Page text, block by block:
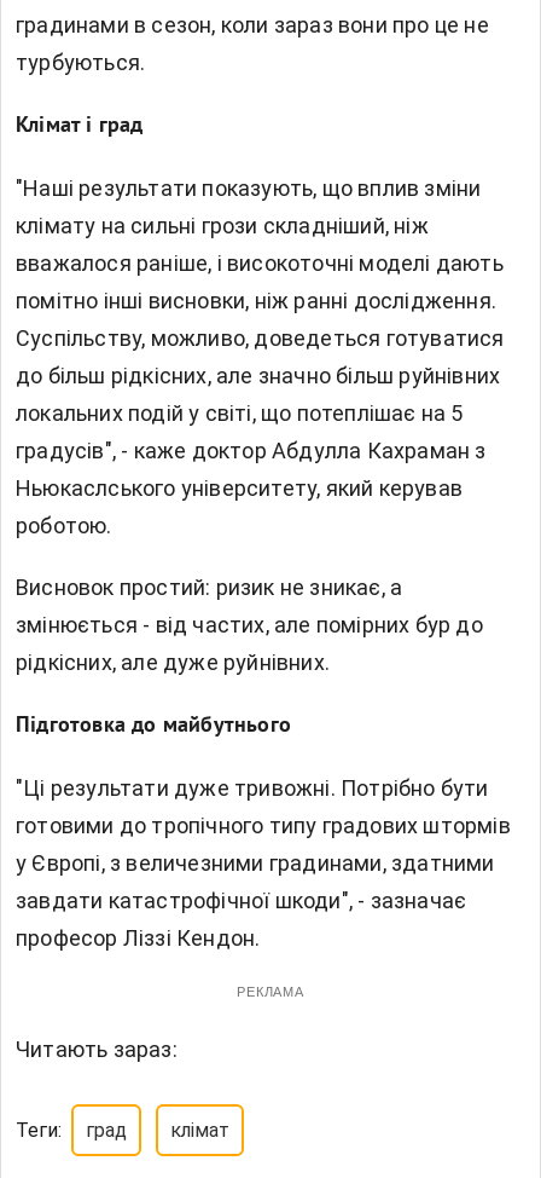
градинами в сезон, коли зараз вони про це не
турбуються.
Клімат і град
"Наші результати показують, що вплив зміни
клімату на сильні грози складніший, ніж
вважалося раніше, і високоточні моделі дають
помітно інші висновки, ніж ранні дослідження.
Суспільству, можливо, доведеться готуватися
до більш рідкісних, але значно більш руйнівних
локальних подій у світі, що потеплішає на 5
градусів", - каже доктор Абдулла Кахраман з
Ньюкаслського університету, який керував
роботою.
Висновок простий: ризик не зникає, а
змінюється - від частих, але помірних бур до
рідкісних, але дуже руйнівних.
Підготовка до майбутнього
"Ці результати дуже тривожні. Потрібно бути
готовими до тропічного типу градових штормів
у Європі, з величезними градинами, здатними
завдати катастрофічної шкоди", - зазначає
професор Ліззі Кендон.
РЕКЛАМА
Читають зараз:
Теги: град клімат